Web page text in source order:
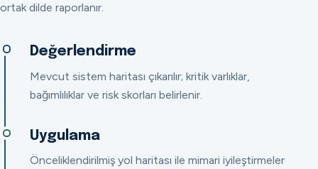
ortak dilde raporlanır.
Değerlendirme
Mevcut sistem haritası çıkarılır; kritik varlıklar,
bağımlılıklar ve risk skorları belirlenir.
Uygulama
Önceliklendirilmiş yol haritası ile mimari iyileştirmeler